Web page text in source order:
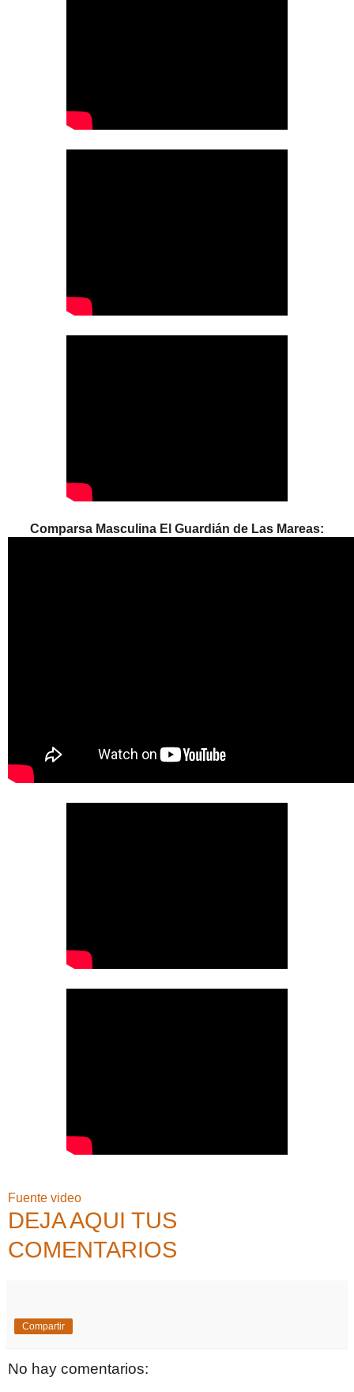
Comparsa Masculina El Guardián de Las Mareas:
Fuente video
DEJA AQUI TUS
COMENTARIOS
Compartir
No hay comentarios: